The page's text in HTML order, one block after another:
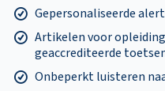
Gepersonaliseerde
Artikelen voor
geaccrediteerde
Onbeperkt luisteren